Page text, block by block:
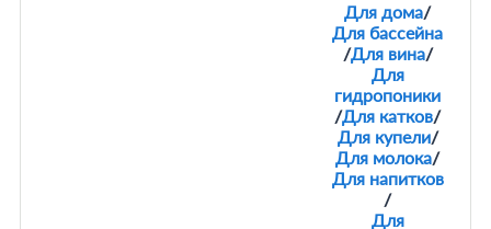
Для дома/
Для бассейна
/Для вина/
Для
гидропоники
/Для катков/
Для купели/
Для молока/
Для напитков
/
Для